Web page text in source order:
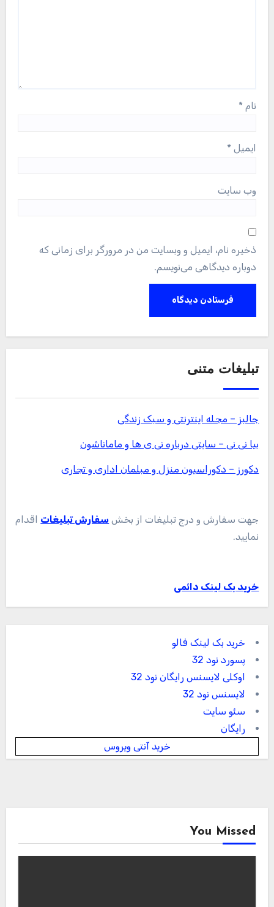
نام *
ایمیل *
وب‌ سایت
ذخیره نام، ایمیل و وبسایت من در مرورگر برای زمانی که
دوباره دیدگاهی می‌نویسم.
تبلیغات متنی
جالبز – مجله اینترنتی و سبک زندگی
بیا نی نی – سایتی درباره نی ی ها و ماماناشون
دکورز – دکوراسیون منزل و مبلمان اداری و تجاری
جهت سفارش و درج تبلیغات از بخش سفارش تبلیغات اقدام
نمایید.
خرید بک لینک دائمی
خرید بک لینک فالو
پسورد نود 32
اوکلی لایسنس رایگان نود 32
لایسنس نود 32
سئو سایت
رایگان
خرید آنتی ویروس
You Missed